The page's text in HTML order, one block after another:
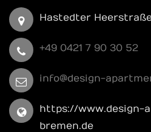
Hastedter
+49 0421 7 90 30 52
info@design-
https://www.design-
bremen.de